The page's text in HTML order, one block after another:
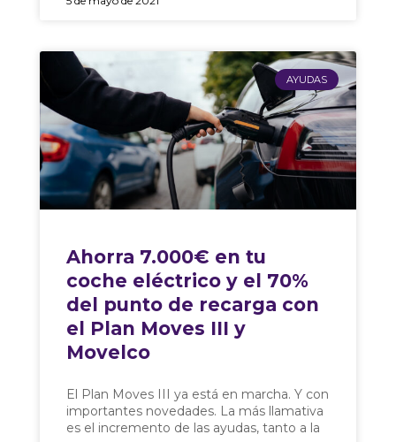
AYUDAS
Ahorra 7.000€ en tu
coche eléctrico y el 70%
del punto de recarga con
el Plan Moves III y
Movelco
El Plan Moves III ya está en marcha. Y con
importantes novedades. La más llamativa
es el incremento de las ayudas, tanto a la